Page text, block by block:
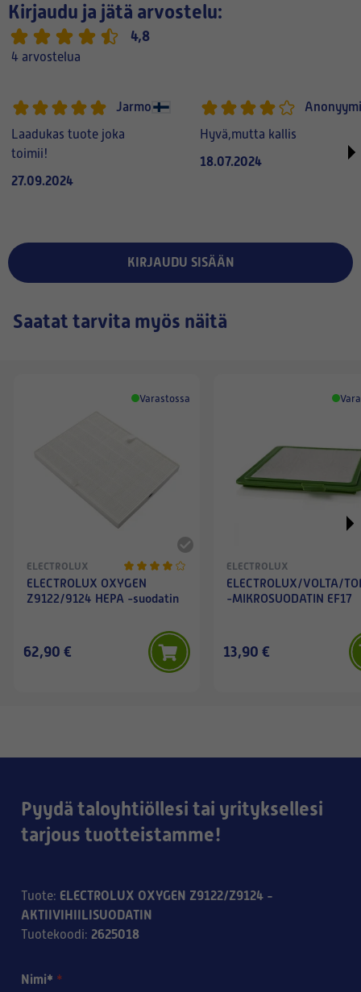
Kirjaudu ja jätä arvostelu:
4,8
4 arvostelua
Jarmo
Laadukas tuote joka
toimii!
27.09.2024
Anonyymi
Hyvä,mutta kallis
18.07.2024
KIRJAUDU SISÄÄN
Saatat tarvita myös näitä
Varastossa
ELECTROLUX
ELECTROLUX OXYGEN
Z9122/9124 HEPA -suodatin
62,90 €
ELECTROLUX
ELECTROLUX/VOLTA/
-MIKROSUODATIN EF17
13,90 €
Pyydä taloyhtiöllesi tai yrityksellesi
tarjous tuotteistamme!
Tuote: ELECTROLUX OXYGEN Z9122/Z9124 -
AKTIIVIHIILISUODATIN
Tuotekoodi: 2625018
Nimi* *